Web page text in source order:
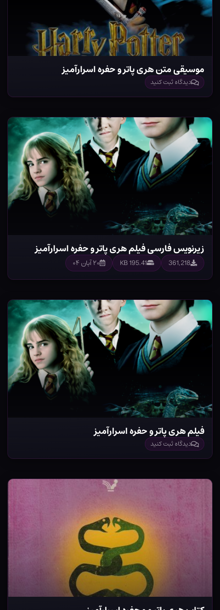
موسیقی متن هری پاتر و حفره اسرارآمیز
دیدگاه ثبت کنید
زیرنویس فارسی فیلم هری پاتر و حفره اسرارآمیز
361,218
195.41 KB ۲۰ آبان ۰۴
فیلم هری پاتر و حفره اسرارآمیز
دیدگاه ثبت کنید